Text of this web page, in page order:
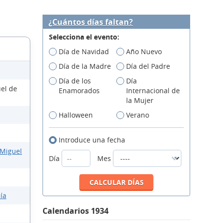
de
¿Cuántos días faltan?
Selecciona el evento:
Día de Navidad
Año Nuevo
Día de la Madre
Día del Padre
Día de los
Enamorados
Día
Internacional de
la Mujer
Halloween
Verano
Introduce una fecha
Día
Mes
Calendarios 1934